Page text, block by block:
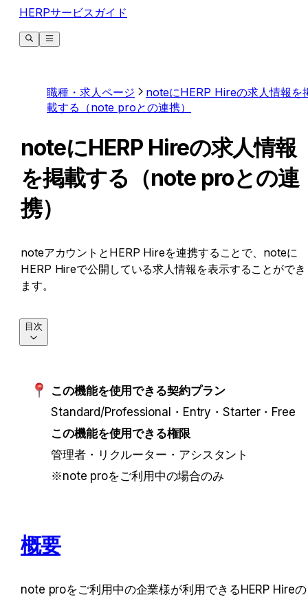
HERPサービスガイド
職種・求人ページ
noteにHERP Hireの求人情報を
載する（note proとの連携）
noteにHERP Hireの求人情報
を掲載する（note proとの連
携）
noteアカウントとHERP Hireを連携することで、noteに
HERP Hireで公開している求人情報を表示することができ
ます。
この機能を使用できる契約プラン
Standard/Professional・Entry・Starter・Free
この機能を使用できる権限
管理者・リクルーター・アシスタント
※note proをご利用中の場合のみ
概要
note proをご利用中の企業様が利用できるHERP Hireの
目次